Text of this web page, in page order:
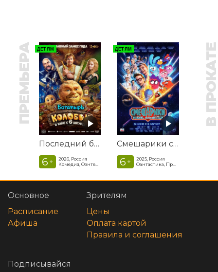
ПРЕМЬЕРА ДЕТЯМ
Последний богатырь. Колобок
6 +
2026, Россия
Комедия, Фэнтези, Приключения
ДЕТЯМ
Смешарики сквозь вселенные
6 +
2025, Россия
Фантастика, Приключенческая комедия
В
Основное
Расписание
Афиша
Зрителям
Цены
Оплата картой
Правила и соглашения
Подписывайся